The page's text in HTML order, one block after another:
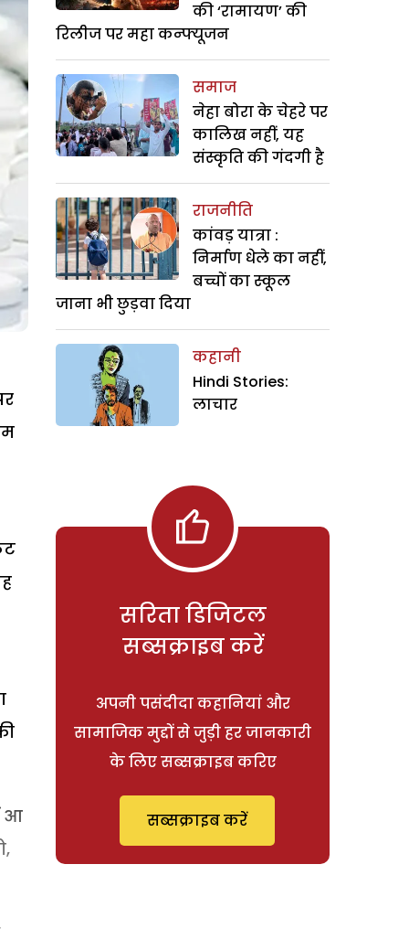
आ
की ‘रामायण’ की
रिलीज पर महा कन्फ्यूजन
समाज
नेहा बोरा के चेहरे पर
कालिख नहीं, यह
संस्कृति की गंदगी है
राजनीति
कांवड़ यात्रा :
निर्माण धेले का नहीं,
बच्चों का स्कूल
जाना भी छुड़वा दिया
कहानी
Hindi Stories:
लाचार
सरिता डिजिटल
सब्सक्राइब करें
अपनी पसंदीदा कहानियां और
सामाजिक मुद्दों से जुड़ी हर जानकारी
के लिए सब्सक्राइब करिए
सब्सक्राइब करें